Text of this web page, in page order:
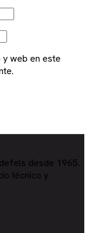
web en este
desde 1965.
técnico y